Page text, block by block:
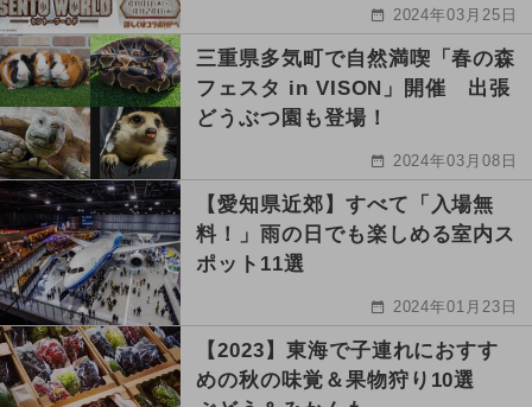
2024年03月25日
三重県多気町で自然満喫「春の森
フェスタ in VISON」開催 出張
どうぶつ園も登場！
2024年03月08日
【愛知県近郊】すべて「入場無
料！」雨の日でも楽しめる室内ス
ポット11選
2024年01月23日
【2023】東海で子連れにおすす
めの秋の味覚＆果物狩り10選